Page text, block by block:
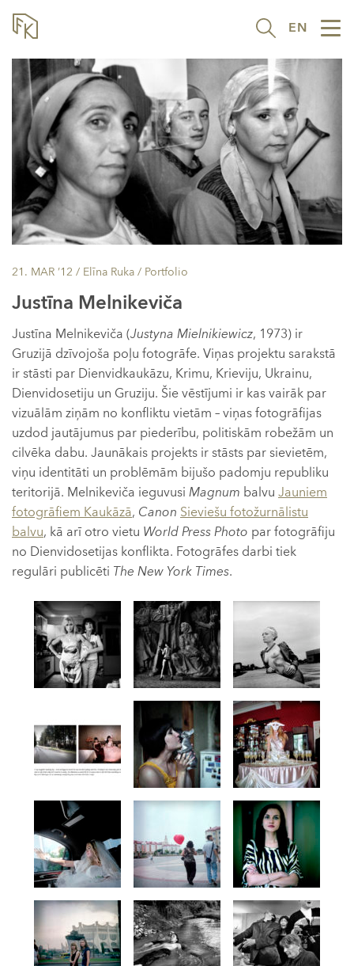
EN
21. MAR ’12 / Elīna Ruka / Portfolio
Justīna Melnikeviča
Justīna Melnikeviča (Justyna Mielnikiewicz, 1973) ir
Gruzijā dzīvojoša poļu fotogrāfe. Viņas projektu sarakstā
ir stāsti par Dienvidkaukāzu, Krimu, Krieviju, Ukrainu,
Dienvidosetiju un Gruziju. Šie vēstījumi ir kas vairāk par
vizuālām ziņām no konfliktu vietām – viņas fotogrāfijas
uzdod jautājumus par piederību, politiskām robežām un
cilvēka dabu. Jaunākais projekts ir stāsts par sievietēm,
viņu identitāti un problēmām bijušo padomju republiku
teritorijā. Melnikeviča ieguvusi Magnum balvu Jauniem
fotogrāfiem Kaukāzā, Canon Sieviešu fotožurnālistu
balvu, kā arī otro vietu World Press Photo par fotogrāfiju
no Dienvidosetijas konflikta. Fotogrāfes darbi tiek
regulāri publicēti The New York Times.